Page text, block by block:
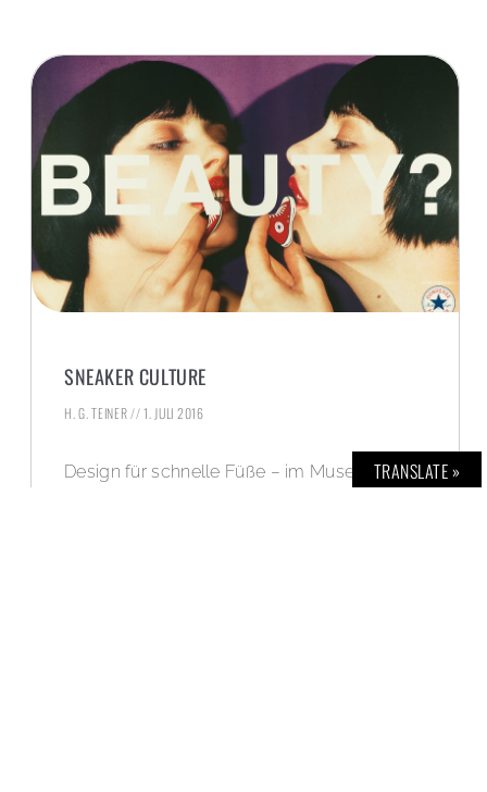
SNEAKER CULTURE
H. G. TEINER 1. JULI 2016
Design für schnelle Füße – im Museum fürTRANSLATE »